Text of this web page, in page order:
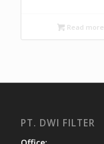
Read more
PT. DWI FILTER